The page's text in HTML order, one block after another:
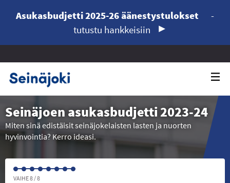
Asukasbudjetti 2025-26 äänestystulokset
-
tutustu hankkeisiin
Seinäjoen asukasbudjetti 2023-24
Miten sinä edistäisit seinäjokelaisten lasten ja nuorten
hyvinvointia? Kerro ideasi.
VAIHE 8 / 8